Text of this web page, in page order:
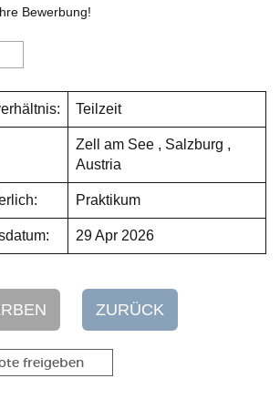
Bewerbung!
Teilzeit
Zell am See , Salzburg ,
Austria
Praktikum
29 Apr 2026
ZURÜCK
freigeben